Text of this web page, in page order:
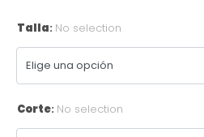
Talla: No selection
Corte: No selection